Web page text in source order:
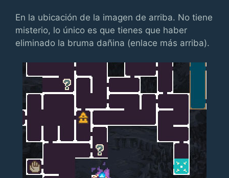
En la ubicación de la imagen de arriba. No tiene
misterio, lo único es que tienes que haber
eliminado la bruma dañina (enlace más arriba).